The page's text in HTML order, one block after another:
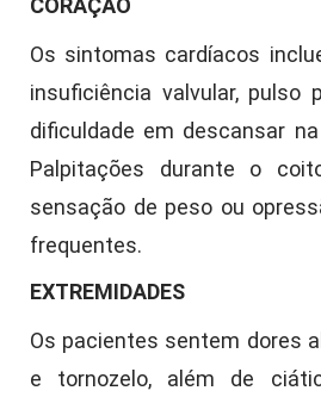
CORAÇÃO
Os sintomas cardíacos
insuficiência valvular, pulso
dificuldade em descansar
Palpitações durante o
sensação de peso ou
frequentes.
EXTREMIDADES
Os pacientes sentem dores
e tornozelo, além de